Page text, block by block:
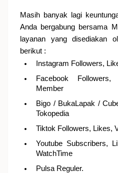
Masih banyak lagi
Anda bergabung bersama
layanan yang disediakan
berikut :
Instagram Followers,
Facebook
Member
Bigo / BukaLapak /
Tokopedia
Tiktok Followers, Likes,
Youtube Subscribers,
WatchTime
Pulsa Reguler.